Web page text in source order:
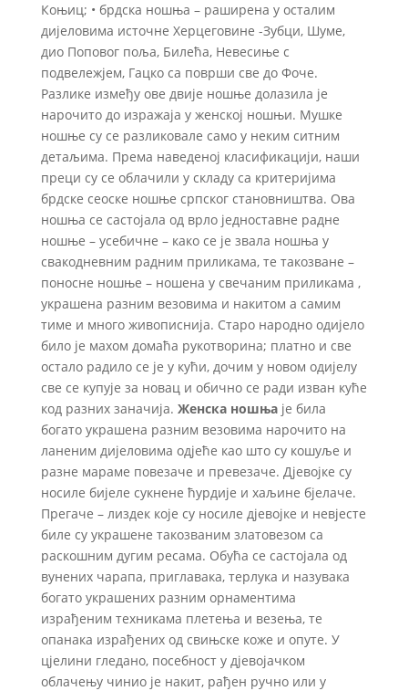
Коњиц; • брдска ношња – раширена у осталим
дијеловима источне Херцеговине -Зубци, Шуме,
дио Поповог поља, Билећа, Невесиње с
подвележјем, Гацко са површи све до Фоче.
Разлике између ове двије ношње долазила је
нарочито до изражаја у женској ношњи. Мушке
ношње су се разликовале само у неким ситним
детаљима. Према наведеној класификацији, наши
преци су се облачили у складу са критеријима
брдске сеоске ношње српског становништва. Ова
ношња се састојала од врло једноставне радне
ношње – усебичне – како се је звала ношња у
свакодневним радним приликама, те такозване –
поносне ношње – ношена у свечаним приликама ,
украшена разним везовима и накитом а самим
тиме и много живописнија. Старо народно одијело
било је махом домаћа рукотворина; платно и све
остало радило се је у кући, дочим у новом одијелу
све се купује за новац и обично се ради изван куће
код разних заначија. Женска ношњаје била
богато украшена разним везовима нарочито на
ланеним дијеловима одјеће као што су кошуље и
разне мараме повезаче и превезаче. Дјевојке су
носиле бијеле сукнене ћурдије и хаљине бјелаче.
Прегаче – лиздек које су носиле дјевојке и невјесте
биле су украшене такозваним златовезом са
раскошним дугим ресама. Обућа се састојала од
вунених чарапа, приглавака, терлука и назувака
богато украшених разним орнаментима
израђеним техникама плетења и везења, те
опанака израђених од свињске коже и опуте. У
цјелини гледано, посебност у дјевојачком
облачењу чинио је накит, рађен ручно или у